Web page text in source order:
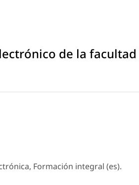
de la facultad
Formación integral (es).